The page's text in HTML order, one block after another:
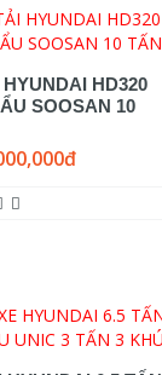
HD320
SOOSAN 10